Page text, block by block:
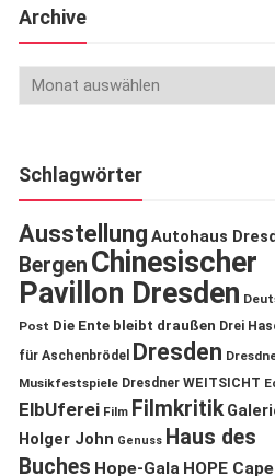
Archive
Schlagwörter
Ausstellung Autohaus
Bergen Chinesischer
Pavillon Dresden
Post Die Ente bleibt draußen Drei
für Aschenbrödel
Dresden
Musikfestspiele Dresdner WEITSICHT
ElbUferei Film Filmkritik
Holger John Genuss Haus des
Buches Hope-Gala HOPE